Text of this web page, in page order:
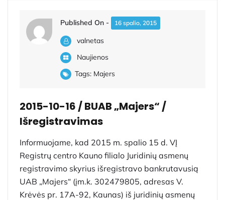
Published On - 16 spalio, 2015
valnetas
Naujienos
Tags: Majers
2015-10-16 / BUAB „Majers“ /
Išregistravimas
Informuojame, kad 2015 m. spalio 15 d. VĮ
Registrų centro Kauno filialo Juridinių asmenų
registravimo skyrius išregistravo bankrutavusią
UAB „Majers“ (įm.k. 302479805, adresas V.
Krėvės pr. 17A-92, Kaunas) iš juridinių asmenų